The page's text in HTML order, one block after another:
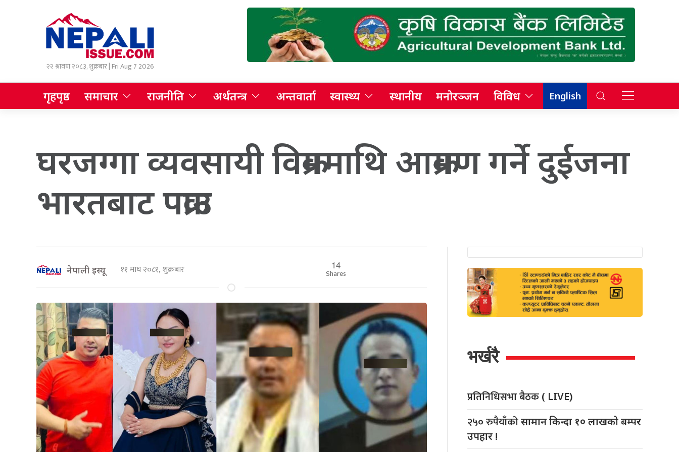
२२ श्रावण २०८३, शुक्रबार | Fri Aug 7 2026
गृहपृष्ठ समाचार राजनीति अर्थतन्त्र अन्तवार्ता स्वास्थ्य स्थानीय मनोरञ्जन विविध English
घरजग्गा व्यवसायी विक्रममाथि आक्रमण गर्ने दुईजना
भारतबाट पक्राउ
नेपाली इस्यू ११ माघ २०८१, शुक्रबार 14
Shares
भर्खरै
प्रतिनिधिसभा बैठक ( LIVE)
२५० रुपैयाँकोसामान किन्दा १० लाखको बम्पर
उपहार !